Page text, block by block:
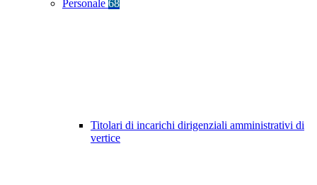
Personale 68
Titolari di incarichi dirigenziali amministrativi di
vertice